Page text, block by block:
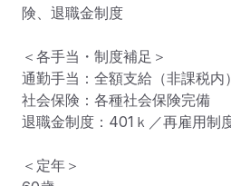
険、退職金制度
＜各手当・制度補足＞
通勤手当：全額支給（非課税内）
社会保険：各種社会保険完備
退職金制度：401ｋ／再雇用制
＜定年＞